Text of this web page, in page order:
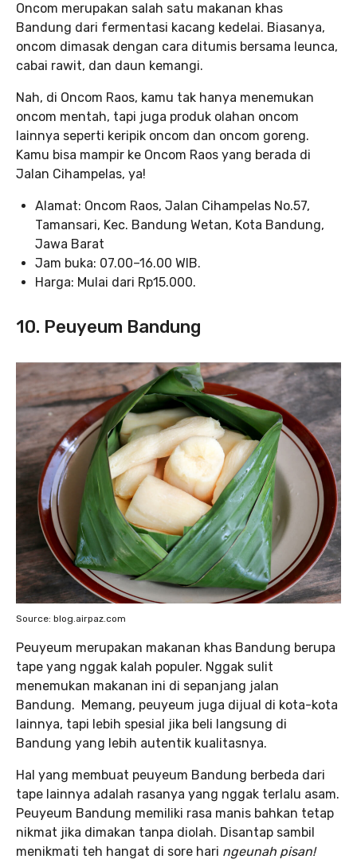
Oncom merupakan salah satu makanan khas
Bandung dari fermentasi kacang kedelai. Biasanya,
oncom dimasak dengan cara ditumis bersama leunca,
cabai rawit, dan daun kemangi.
Nah, di Oncom Raos, kamu tak hanya menemukan
oncom mentah, tapi juga produk olahan oncom
lainnya seperti keripik oncom dan oncom goreng.
Kamu bisa mampir ke Oncom Raos yang berada di
Jalan Cihampelas, ya!
Alamat: Oncom Raos, Jalan Cihampelas No.57,
Tamansari, Kec. Bandung Wetan, Kota Bandung,
Jawa Barat
Jam buka: 07.00–16.00 WIB.
Harga: Mulai dari Rp15.000.
10. Peuyeum Bandung
Source: blog.airpaz.com
Peuyeum merupakan makanan khas Bandung berupa
tape yang nggak kalah populer. Nggak sulit
menemukan makanan ini di sepanjang jalan
Bandung. Memang, peuyeum juga dijual di kota-kota
lainnya, tapi lebih spesial jika beli langsung di
Bandung yang lebih autentik kualitasnya.
Hal yang membuat peuyeum Bandung berbeda dari
tape lainnya adalah rasanya yang nggak terlalu asam.
Peuyeum Bandung memiliki rasa manis bahkan tetap
nikmat jika dimakan tanpa diolah. Disantap sambil
menikmati teh hangat di sore hari ngeunah pisan!